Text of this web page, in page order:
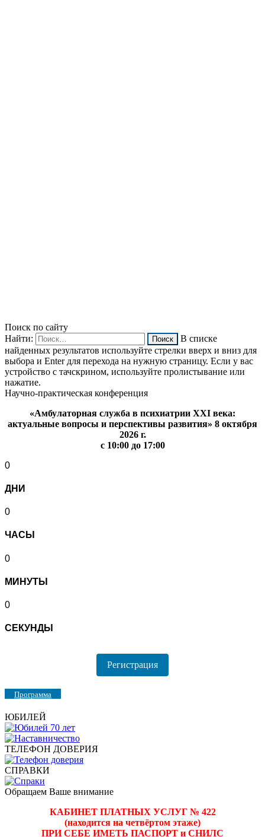
Поиск по сайту
Найти:
В списке
найденных результатов используйте стрелки вверх и вниз для
выбора и Enter для перехода на нужную страницу. Если у вас
устройство с тачскрином, используйте пролистывание или
нажатие.
Научно-практическая конференция
«Амбулаторная служба в психиатрии XXI века:
актуальные вопросы и перспективы развития» 8 октября
2026 г.
с 10:00 до 17:00
0
ДНИ
0
ЧАСЫ
0
МИНУТЫ
0
СЕКУНДЫ
Регистрация
Программа
ЮБИЛЕЙ
ТЕЛЕФОН ДОВЕРИЯ
СПРАВКИ
Обращаем Ваше внимание
КАБИНЕТ ПЛАТНЫХ УСЛУГ № 422
(находится на четвёртом этаже)
ПРИ СЕБЕ ИМЕТЬ ПАСПОРТ и СНИЛС